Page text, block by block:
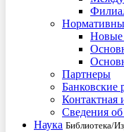
Новые
Партнеры
Банковские
Контактная
Сведения об
Наука Библиотека/